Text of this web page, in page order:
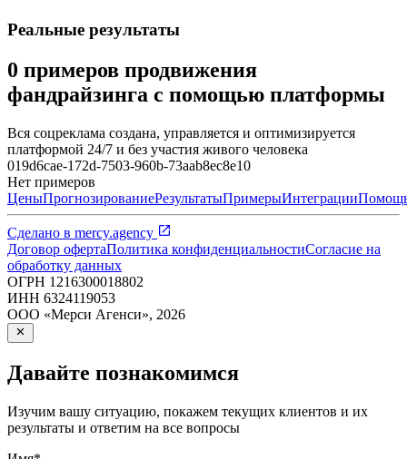
Реальные результаты
0 примеров продвижения
фандрайзинга с помощью платформы
Вся соцреклама создана, управляется и оптимизируется
платформой 24/7 и без участия живого человека
019d6cae-172d-7503-960b-73aab8ec8e10
Нет примеров
ЦеныПрогнозированиеРезультатыПримерыИнтеграции
Сделано в mercy.agency
Договор офертаПолитика конфиденциальностиСогласие на
обработку данных
ОГРН 1216300018802
ИНН 6324119053
ООО «Мерси Агенси», 2026
Давайте познакомимся
Изучим вашу ситуацию, покажем текущих клиентов и их
результаты и ответим на все вопросы